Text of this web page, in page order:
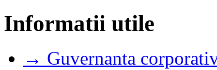
Informatii utile
→ Guvernanta